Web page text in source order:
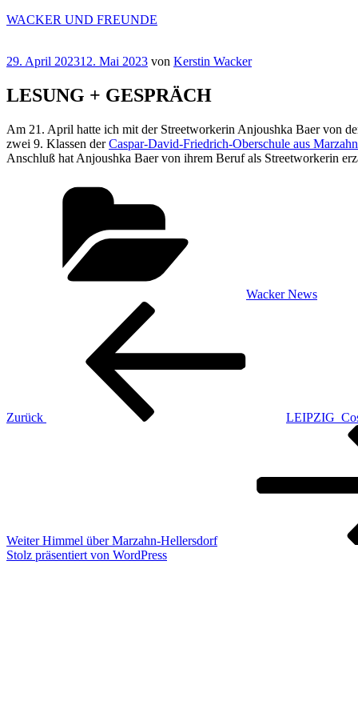
Zum
WACKER UND FREUNDE
Veröffentlicht
29. April 202312. Mai 2023 von Kerstin Wacker
LESUNG + GESPRÄCH
Am 21. April hatte ich mit der Streetworkerin Anjoushka Baer von
zwei 9. Klassen derCaspar-David-Friedrich-Oberschule aus
Anschluß hat Anjoushka Baer von ihrem Beruf als Streetworkerin
Wacker News
Beitragsnavigation
Zurück
Weiter Himmel über Marzahn-Hellersdorf
Stolz präsentiert von WordPress